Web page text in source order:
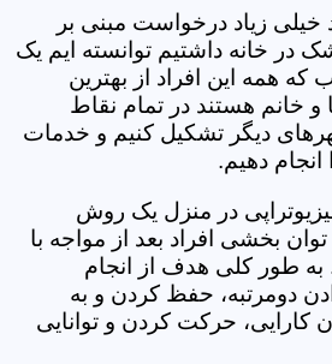
خیلی زیاد درخواست مبنی بر
در خانه داشتیم توانسته ایم یک
همه این افراد از بهترین
و خانم هستند در تمام نقاط
دیگر تشکیل کنیم و خدمات
انجام دهیم.
در منزل یک روش
بخشی افراد بعد از مواجه با
طور کلی هدف از انجام
دومرتبه، حفظ کردن و به
کارایی، حرکت کردن و توانایی